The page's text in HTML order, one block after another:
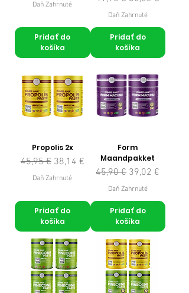
Daň Zahrnuté
Pridať do
košíka
Daň Zahrnuté
Pridať do
košíka
Propolis 2x
Normálna cena
45,95 € Zľavnená cena
38,14 €
Daň Zahrnuté
Pridať do
košíka
Form
Maandpakket
Normálna cena
45,90 € Zľavnená cena
39,02 €
Daň Zahrnuté
Pridať do
košíka